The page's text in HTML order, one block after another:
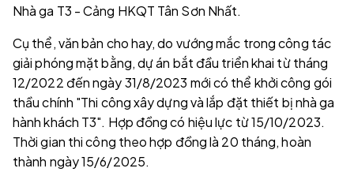
Nhà ga T3 - Cảng HKQT Tân Sơn Nhất.
Cụ thể, văn bản cho hay, do vướng mắc trong công tác
giải phóng mặt bằng, dự án bắt đầu triển khai từ tháng
12/2022 đến ngày 31/8/2023 mới có thể khởi công gói
thầu chính "Thi công xây dựng và lắp đặt thiết bị nhà ga
hành khách T3". Hợp đồng có hiệu lực từ 15/10/2023.
Thời gian thi công theo hợp đồng là 20 tháng, hoàn
thành ngày 15/6/2025.